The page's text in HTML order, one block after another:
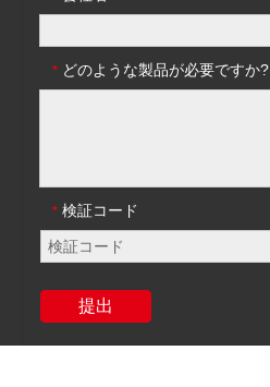
* どのような製品が必要ですか?
* 検証コード
提出